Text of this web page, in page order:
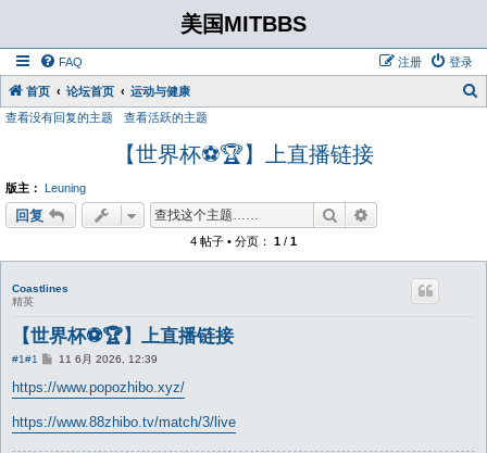
美国MITBBS
FAQ 登录
注册
首页 论坛首页 运动与健康
查看没有回复的主题 查看活跃的主题
【世界杯⚽️🏆】上直播链接
版主： Leuning
回复 搜索
4 帖子 • 分页： 1 / 1
Coastlines
精英
【世界杯⚽️🏆】上直播链接
#1#1
帖11 6月 2026, 12:39
https://www.popozhibo.xyz/
https://www.88zhibo.tv/match/3/live